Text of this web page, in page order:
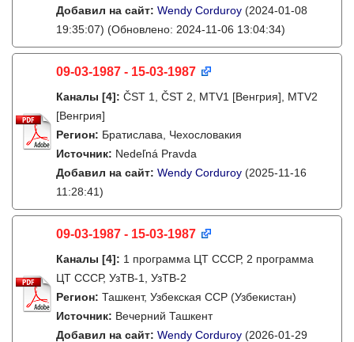
Добавил на сайт: Wendy Corduroy (2024-01-08
19:35:07) (Обновлено: 2024-11-06 13:04:34)
09-03-1987 - 15-03-1987
Каналы [4]: ČST 1, ČST 2, MTV1 [Венгрия], MTV2
[Венгрия]
Регион: Братислава, Чехословакия
Источник: Nedeľná Pravda
Добавил на сайт: Wendy Corduroy (2025-11-16
11:28:41)
09-03-1987 - 15-03-1987
Каналы [4]: 1 программа ЦТ СССР, 2 программа
ЦТ СССР, УзТВ-1, УзТВ-2
Регион: Ташкент, Узбекская ССР (Узбекистан)
Источник: Вечерний Ташкент
Добавил на сайт: Wendy Corduroy (2026-01-29